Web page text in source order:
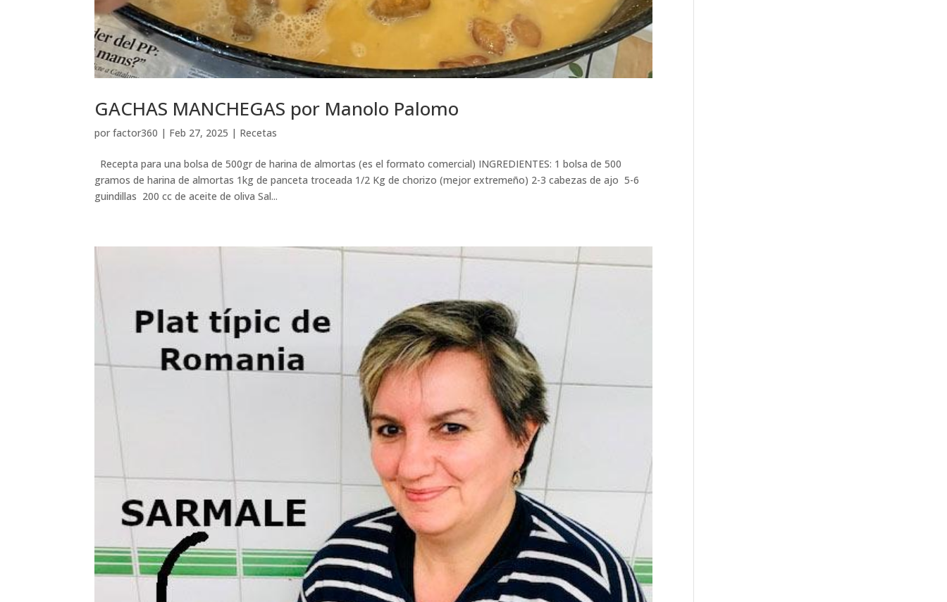
GACHAS MANCHEGAS por Manolo Palomo
porfactor360 | Feb 27, 2025 | Recetas
Recepta para una bolsa de 500gr de harina de almortas (es el formato comercial) INGREDIENTES: 1 bolsa de 500
gramos de harina de almortas 1kg de panceta troceada 1/2 Kg de chorizo (mejor extremeño) 2-3 cabezas de ajo 5-6
guindillas 200 cc de aceite de oliva Sal...